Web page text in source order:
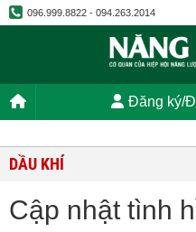
096.999.8822 - 094.263.2014
Đăng ký/
DẦU KHÍ
Cập nhật tình